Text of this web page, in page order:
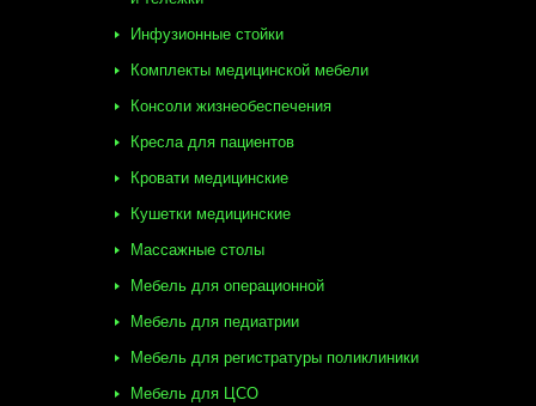
Инфузионные стойки
Комплекты медицинской мебели
Консоли жизнеобеспечения
Кресла для пациентов
Кровати медицинские
Кушетки медицинские
Массажные столы
Мебель для операционной
Мебель для педиатрии
Мебель для регистратуры поликлиники
Мебель для ЦСО